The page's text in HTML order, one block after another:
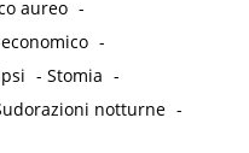
aureo -
-
-Stomia -
notturne -